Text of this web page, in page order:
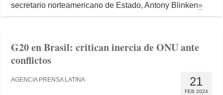
secretario norteamericano de Estado, Antony Blinken»
G20 en Brasil: critican inercia de ONU ante
conflictos
21
FEB 2024
AGENCIA PRENSA LATINA